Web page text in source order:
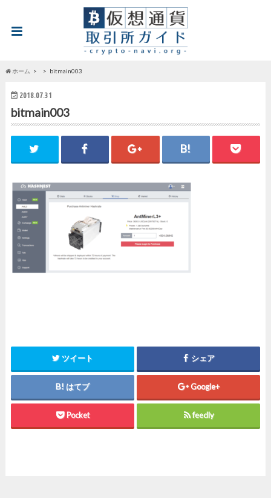
ホーム bitmain003
2018.07.31
bitmain003
ツイート シェア
はてブ Google+
Pocket feedly